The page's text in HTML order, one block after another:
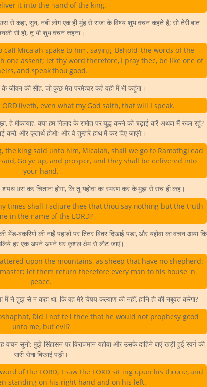
it into the hand of the king.
से कहा, सुन, नबी लोग एक ही मुंह से राजा के विषय शुभ वचन कहते हैं; सो तेरी बात
सी हो, तू भी शुभ वचन कहना।
Micaiah spake to him, saying, Behold, the words of the
one assent; let thy word therefore, I pray thee, be like one of
and speak thou good.
के जीवन की सौंह, जो कुछ मेरा परमेश्वर कहे वही मैं भी कहूंगा।
liveth, even what my God saith, that will I speak.
मीकायाह, क्या हम गिलाद के रामोत पर युद्ध करने को चढ़ाई करें अथवा मैं रुका रहूं?
करो, और कृतार्थ होओ; और वे तुम्हारे हाथ में कर दिए जाएंगे।
the king said unto him, Micaiah, shall we go to Ramothgilead
Go ye up, and prosper, and they shall be delivered into
your hand.
धरा कर चिताना होगा, कि तू यहोवा का स्मरण कर के मुझ से सच ही कह।
times shall I adjure thee that thou say nothing but the truth
in the name of the LORD?
भेंड़-बकरियों की नाईं पहाड़ों पर तितर बितर दिखाई पड़ा, और यहोवा का वचन आया कि
हर एक अपने अपने घर कुशल क्षेम से लौट जाएं।
upon the mountains, as sheep that have no shepherd:
let them return therefore every man to his house in
peace.
मैं ने तुझ से न कहा था, कि वह मेरे विषय कल्याण की नहीं, हानि ही की नबूवत करेगा?
Did I not tell thee that he would not prophesy good
unto me, but evil?
वचन सुनो: मुझे सिंहासन पर विराजमान यहोवा और उसके दाहिने बाएं खड़ी हुई स्वर्ग की
सारी सेना दिखाई पड़ी।
of the LORD; I saw the LORD sitting upon his throne, and
standing on his right hand and on his left.